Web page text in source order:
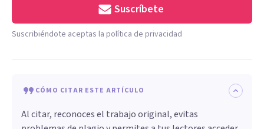
Suscríbete
Suscribiéndote aceptas la política de privacidad
CÓMO CITAR ESTE ARTÍCULO
Al citar, reconoces el trabajo original, evitas